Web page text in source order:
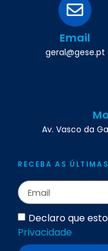
Email
geral@gese.pt
Av. Vasco da
RECEBA AS
Declaro que
Privacidade